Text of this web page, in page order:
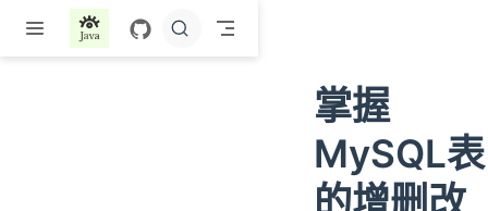
跳至主要內容
掌握
MySQL表